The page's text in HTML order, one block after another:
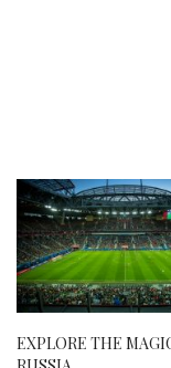
EXPLORE THE